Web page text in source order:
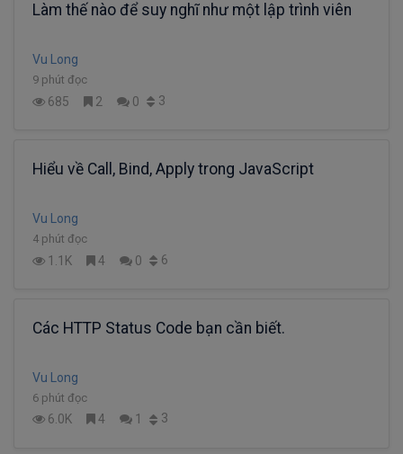
Làm thế nào để suy nghĩ như một lập trình viên
Vu Long
9 phút đọc
685 2 0 3
Hiểu về Call, Bind, Apply trong JavaScript
Vu Long
4 phút đọc
1.1K 4 0 6
Các HTTP Status Code bạn cần biết.
Vu Long
6 phút đọc
6.0K 4 1 3